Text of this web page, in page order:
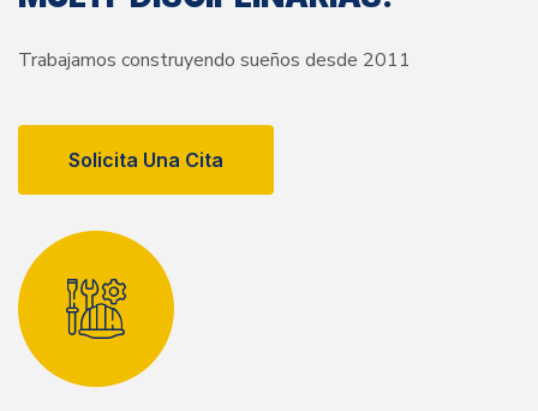
Trabajamos construyendo sueños desde 2011
Solicita Una Cita